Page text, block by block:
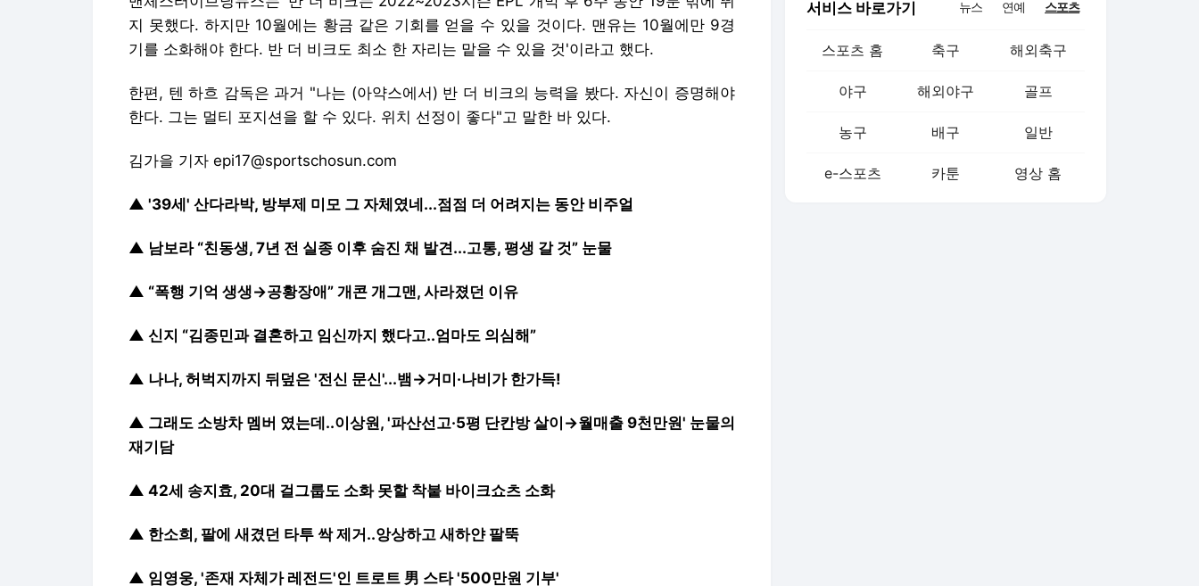
지 못했다. 하지만 10월에는 황금 같은 기회를 얻을 수 있을 것이다. 맨유는 10월에만 9경
기를 소화해야 한다. 반 더 비크도 최소 한 자리는 맡을 수 있을 것'이라고 했다.
한편, 텐 하흐 감독은 과거 "나는 (아약스에서) 반 더 비크의 능력을 봤다. 자신이 증명해야
한다. 그는 멀티 포지션을 할 수 있다. 위치 선정이 좋다"고 말한 바 있다.
김가을 기자 epi17@sportschosun.com
▲ '39세' 산다라박, 방부제 미모 그 자체였네...점점 더 어려지는 동안 비주얼
▲ 남보라 “친동생, 7년 전 실종 이후 숨진 채 발견...고통, 평생 갈 것” 눈물
▲ “폭행 기억 생생→공황장애” 개콘 개그맨, 사라졌던 이유
▲ 신지 “김종민과 결혼하고 임신까지 했다고..엄마도 의심해”
▲ 나나, 허벅지까지 뒤덮은 '전신 문신'...뱀→거미·나비가 한가득!
▲ 그래도 소방차 멤버 였는데..이상원, '파산선고·5평 단칸방 살이→월매출 9천만원' 눈물의
재기담
▲ 42세 송지효, 20대 걸그룹도 소화 못할 착붙 바이크쇼츠 소화
▲ 한소희, 팔에 새겼던 타투 싹 제거..앙상하고 새하얀 팔뚝
▲ 임영웅, '존재 자체가 레전드'인 트로트 男 스타 '500만원 기부'
서비스 바로가기 뉴스 연예 스포츠
스포츠 홈 축구 해외축구
야구 해외야구 골프
농구 배구 일반
e-스포츠 카툰 영상 홈